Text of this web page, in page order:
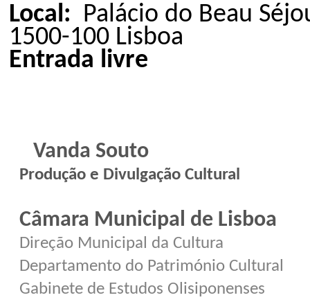
Local: Palácio do Beau
1500-100 Lisboa
Entrada livre
Vanda Souto
Produção e Divulgação Cultural
Câmara Municipal de Lisboa
Direção Municipal da Cultura
Departamento do Património Cultural
Gabinete de Estudos Olisiponenses